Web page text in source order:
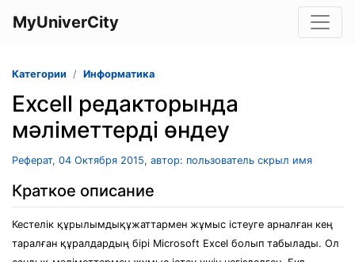
MyUniverCity
Категории Информатика
Excell редакторында
мәліметтерді өндеу
Реферат, 04 Октября 2015, автор: пользователь скрыл имя
Краткое описание
Кестелік құрылымдықұжаттармен жұмыс істеуге арналған кең
таралған құралдардың бірі Microsoft Excel болып табылады. Ол